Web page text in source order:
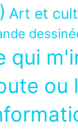
Art et
qui
ou